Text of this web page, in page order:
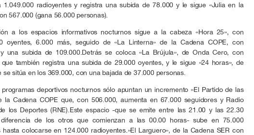
1.049.000 radioyentes y registra una subida de 78.000 y le sigue «Julia en la
567.000 (gana 56.000 personas).
a los espacios informativos nocturnos sigue a la cabeza «Hora 25», con
oyentes, 6.000 más, seguido de «La Linterna» de la Cadena COPE, con
una subida de 109.000.Detrás se coloca «La Brújula», de Onda Cero, con
que también registra una subida de 29.000 oyentes, y le sigue «24 horas», de
se sitúa en los 369.000, con una bajada de 37.000 personas.
programas deportivos nocturnos sólo apuntan un incremento «El Partido de las
la Cadena COPE que, con 506.000, aumenta en 67.000 seguidores y Radio
los Deportes (RNE).Este espacio -que se emite entre las 21.00 y las 22.30
de los otros que comienzan a las 00.00 horas- sube en 75.000
hasta colocarse en 124.000 radioyentes.»El Larguero», de la Cadena SER con